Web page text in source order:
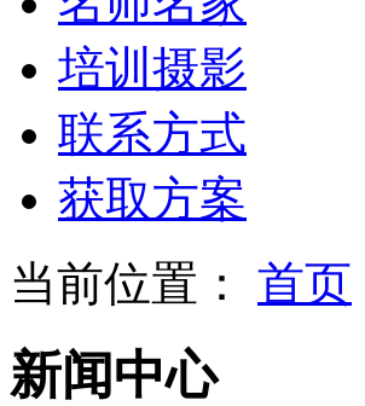
培训摄影
联系方式
获取方案
当前位置： 首页
新闻中心